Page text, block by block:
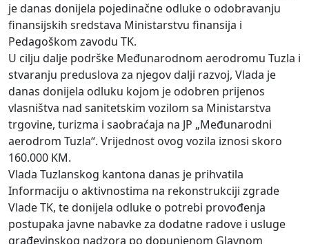
je danas donijela pojedinačne odluke o odobravanju
finansijskih sredstava Ministarstvu finansija i
Pedagoškom zavodu TK.
U cilju dalje podrške Međunarodnom aerodromu Tuzla i
stvaranju preduslova za njegov dalji razvoj, Vlada je
danas donijela odluku kojom je odobren prijenos
vlasništva nad sanitetskim vozilom sa Ministarstva
trgovine, turizma i saobraćaja na JP „Međunarodni
aerodrom Tuzla“. Vrijednost ovog vozila iznosi skoro
160.000 KM.
Vlada Tuzlanskog kantona danas je prihvatila
Informaciju o aktivnostima na rekonstrukciji zgrade
Vlade TK, te donijela odluke o potrebi provođenja
postupaka javne nabavke za dodatne radove i usluge
građevinskog nadzora po dopunjenom Glavnom